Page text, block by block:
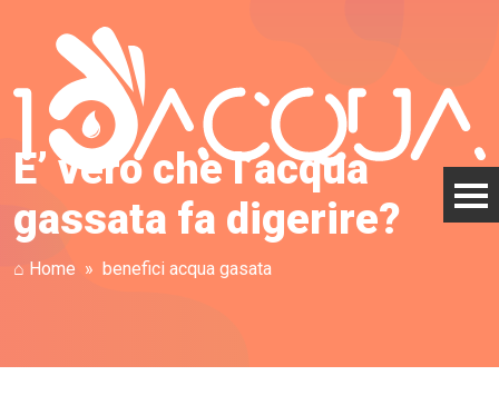
E’ vero che l’acqua
gassata fa digerire?
⌂ Home benefici acqua gasata